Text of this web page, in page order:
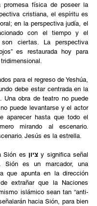
promesa física de poseer la
cristiana, el espíritu es
en la perspectiva judía, el
con el tiempo y el
son ciertas. La perspectiva
es restaurada hoy para
para el regreso de Yeshúa,
debe estar centrada en la
Una obra de teatro no puede
puede levantarse y el actor
aparecer hasta que todo el
mirando al escenario.
Jesús es la estrella.
Sión es ציון y significa señal
Sión es un marcador, una
que apunta en la dirección
extrañar que la Naciones
islámico sean tan “anti-
hacia Sión, para bien